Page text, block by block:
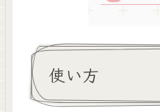
使い方